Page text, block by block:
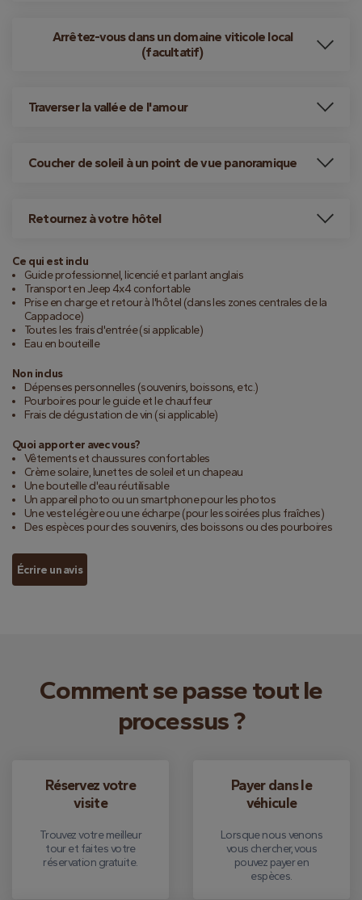
Arrêtez-vous dans un domaine viticole local
(facultatif)
Traverser la vallée de l'amour
Coucher de soleil à un point de vue panoramique
Retournez à votre hôtel
Ce qui est inclu
Guide professionnel, licencié et parlant anglais
Transport en Jeep 4x4 confortable
Prise en charge et retour à l'hôtel (dans les zones centrales de la
Cappadoce)
Toutes les frais d'entrée (si applicable)
Eau en bouteille
Non inclus
Dépenses personnelles (souvenirs, boissons, etc.)
Pourboires pour le guide et le chauffeur
Frais de dégustation de vin (si applicable)
Quoi apporter avec vous?
Vêtements et chaussures confortables
Crème solaire, lunettes de soleil et un chapeau
Une bouteille d'eau réutilisable
Un appareil photo ou un smartphone pour les photos
Une veste légère ou une écharpe (pour les soirées plus fraîches)
Des espèces pour des souvenirs, des boissons ou des pourboires
Écrire un avis
Comment se passe tout le
processus ?
Réservez votre
visite
Trouvez votre meilleur
tour et faites votre
réservation gratuite.
Payer dans le
véhicule
Lorsque nous venons
vous chercher, vous
pouvez payer en
espèces.